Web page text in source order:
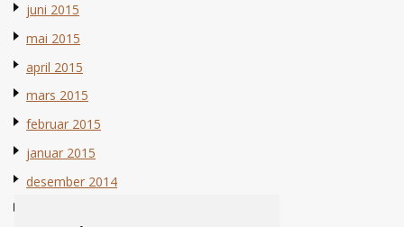
juni 2015
mai 2015
april 2015
mars 2015
februar 2015
januar 2015
desember 2014